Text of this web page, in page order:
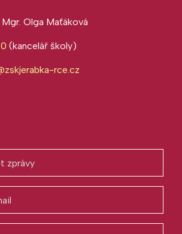
Olga Maťáková
(kancelář školy)
rce.cz